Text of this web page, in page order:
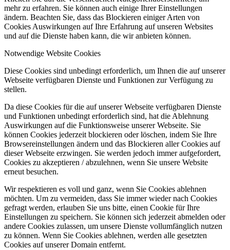
mehr zu erfahren. Sie können auch einige Ihrer Einstellungen
ändern. Beachten Sie, dass das Blockieren einiger Arten von
Cookies Auswirkungen auf Ihre Erfahrung auf unseren Websites
und auf die Dienste haben kann, die wir anbieten können.
Notwendige Website Cookies
Diese Cookies sind unbedingt erforderlich, um Ihnen die auf unserer
Webseite verfügbaren Dienste und Funktionen zur Verfügung zu
stellen.
Da diese Cookies für die auf unserer Webseite verfügbaren Dienste
und Funktionen unbedingt erforderlich sind, hat die Ablehnung
Auswirkungen auf die Funktionsweise unserer Webseite. Sie
können Cookies jederzeit blockieren oder löschen, indem Sie Ihre
Browsereinstellungen ändern und das Blockieren aller Cookies auf
dieser Webseite erzwingen. Sie werden jedoch immer aufgefordert,
Cookies zu akzeptieren / abzulehnen, wenn Sie unsere Website
erneut besuchen.
Wir respektieren es voll und ganz, wenn Sie Cookies ablehnen
möchten. Um zu vermeiden, dass Sie immer wieder nach Cookies
gefragt werden, erlauben Sie uns bitte, einen Cookie für Ihre
Einstellungen zu speichern. Sie können sich jederzeit abmelden oder
andere Cookies zulassen, um unsere Dienste vollumfänglich nutzen
zu können. Wenn Sie Cookies ablehnen, werden alle gesetzten
Cookies auf unserer Domain entfernt.